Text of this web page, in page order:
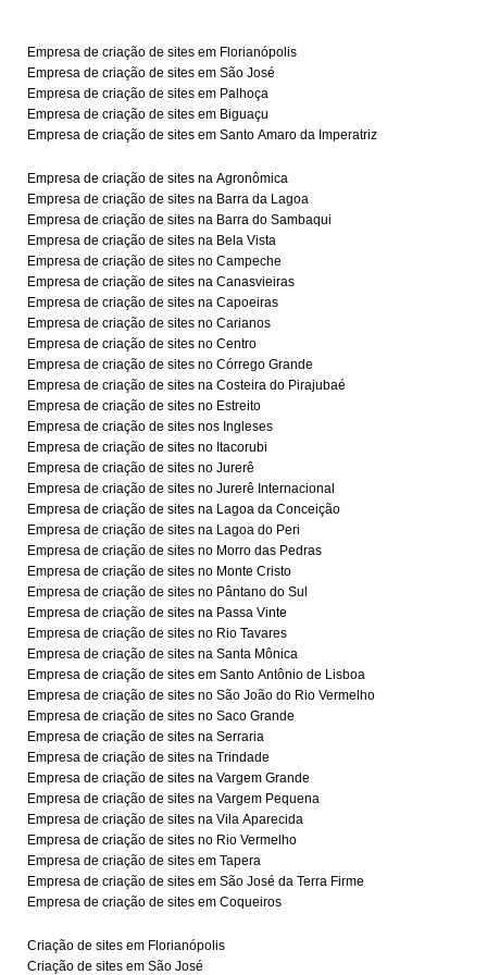
Empresa de criação de sites em Florianópolis
Empresa de criação de sites em São José
Empresa de criação de sites em Palhoça
Empresa de criação de sites em Biguaçu
Empresa de criação de sites em Santo Amaro da Imperatriz
Empresa de criação de sites na Agronômica
Empresa de criação de sites na Barra da Lagoa
Empresa de criação de sites na Barra do Sambaqui
Empresa de criação de sites na Bela Vista
Empresa de criação de sites no Campeche
Empresa de criação de sites na Canasvieiras
Empresa de criação de sites na Capoeiras
Empresa de criação de sites no Carianos
Empresa de criação de sites no Centro
Empresa de criação de sites no Córrego Grande
Empresa de criação de sites na Costeira do Pirajubaé
Empresa de criação de sites no Estreito
Empresa de criação de sites nos Ingleses
Empresa de criação de sites no Itacorubi
Empresa de criação de sites no Jurerê
Empresa de criação de sites no Jurerê Internacional
Empresa de criação de sites na Lagoa da Conceição
Empresa de criação de sites na Lagoa do Peri
Empresa de criação de sites no Morro das Pedras
Empresa de criação de sites no Monte Cristo
Empresa de criação de sites no Pântano do Sul
Empresa de criação de sites na Passa Vinte
Empresa de criação de sites no Rio Tavares
Empresa de criação de sites na Santa Mônica
Empresa de criação de sites em Santo Antônio de Lisboa
Empresa de criação de sites no São João do Rio Vermelho
Empresa de criação de sites no Saco Grande
Empresa de criação de sites na Serraria
Empresa de criação de sites na Trindade
Empresa de criação de sites na Vargem Grande
Empresa de criação de sites na Vargem Pequena
Empresa de criação de sites na Vila Aparecida
Empresa de criação de sites no Rio Vermelho
Empresa de criação de sites em Tapera
Empresa de criação de sites em São José da Terra Firme
Empresa de criação de sites em Coqueiros
Criação de sites em Florianópolis
Criação de sites em São José